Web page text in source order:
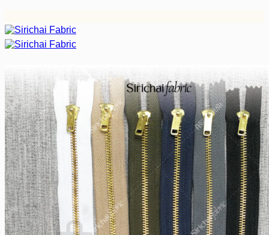
ไป
ยัง
หน้าหลัก
ผ้าสีพื้น
ผ้ากาว/ซับใน/เคมีปก
ผ้าดิบ
ผ้าสูท/เครื่องแบบ
อุปกรณ์อื่นๆ
บทความ
฿0.00 0